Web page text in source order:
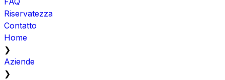
Riservatezza
Contatto
Home
❯
Aziende
❯